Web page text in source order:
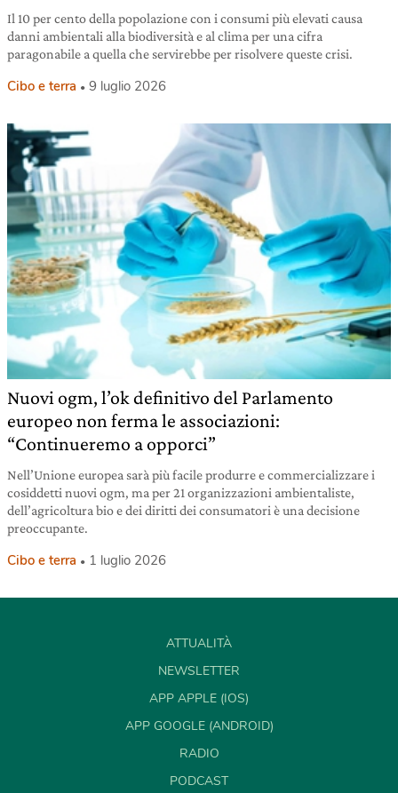
Il 10 per cento della popolazione con i consumi più elevati causa
danni ambientali alla biodiversità e al clima per una cifra
paragonabile a quella che servirebbe per risolvere queste crisi.
Cibo e terra 9 luglio 2026
Nuovi ogm, l’ok definitivo del Parlamento
europeo non ferma le associazioni:
“Continueremo a opporci”
Nell’Unione europea sarà più facile produrre e commercializzare i
cosiddetti nuovi ogm, ma per 21 organizzazioni ambientaliste,
dell’agricoltura bio e dei diritti dei consumatori è una decisione
preoccupante.
Cibo e terra 1 luglio 2026
ATTUALITÀ
NEWSLETTER
APP APPLE (IOS)
APP GOOGLE (ANDROID)
RADIO
PODCAST